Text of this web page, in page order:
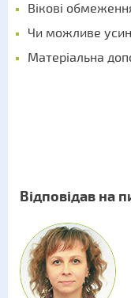
Вікові
Чи можливе
Матеріальна
Відповідав на